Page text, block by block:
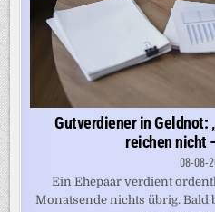
Gutverdiener in Geldnot:
reichen nicht
08-08-
Ein Ehepaar verdient
Monatsende nichts übrig. Bald